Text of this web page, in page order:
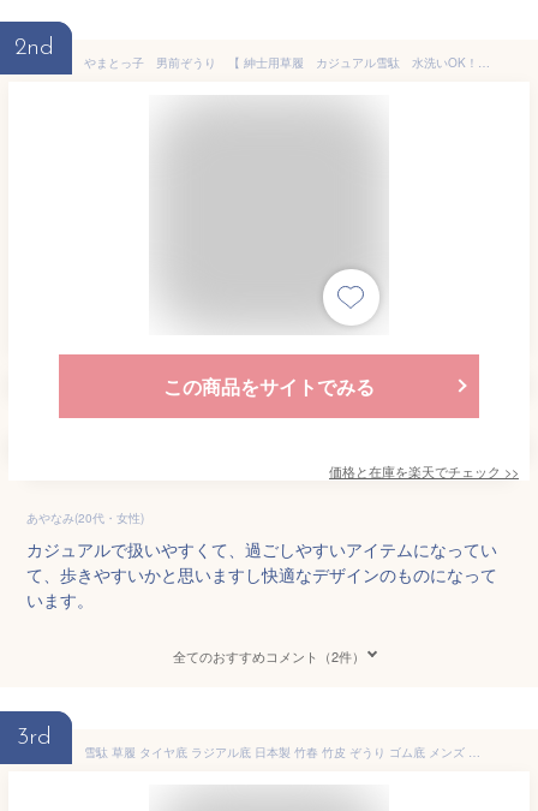
2nd
やまとっ子 男前ぞうり 【 紳士用草履 カジュアル雪駄 水洗いOK！サンダル 室内スリッパにもOK！】
この商品をサイトでみる
価格と在庫を楽天でチェック >>
あやなみ(20代・女性)
カジュアルで扱いやすくて、過ごしやすいアイテムになってい
て、歩きやすいかと思いますし快適なデザインのものになって
います。
全てのおすすめコメント（2件）
3rd
雪駄 草履 タイヤ底 ラジアル底 日本製 竹春 竹皮 ぞうり ゴム底 メンズ 男性 おしゃれ 男の雪駄 カラス竹 烏表 和装 お祭り 浴衣 甚平 着物 父の日 プレゼント 軽くて丈夫で長持ち 滑りにくい クッション鼻緒でソフトな履き心地！【送料無料】【翌日配送対応】